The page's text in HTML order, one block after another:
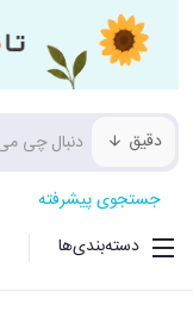
دقیق
جستجوی پیشرفته
دسته‌بندی‌ها